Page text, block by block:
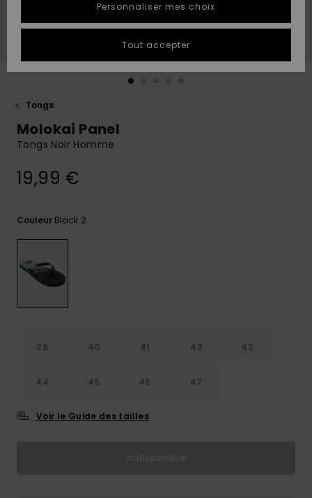
tailles
conversation
plus rapide
à votre
la FAQ
Tongs
Molokai Panel
Tongs Noir Homme
19,99 €
Couleur Black 2
39 40 41 42 43
44 45 46 47
Voir le Guide des tailles
Personnaliser mes choix
Tout accepter